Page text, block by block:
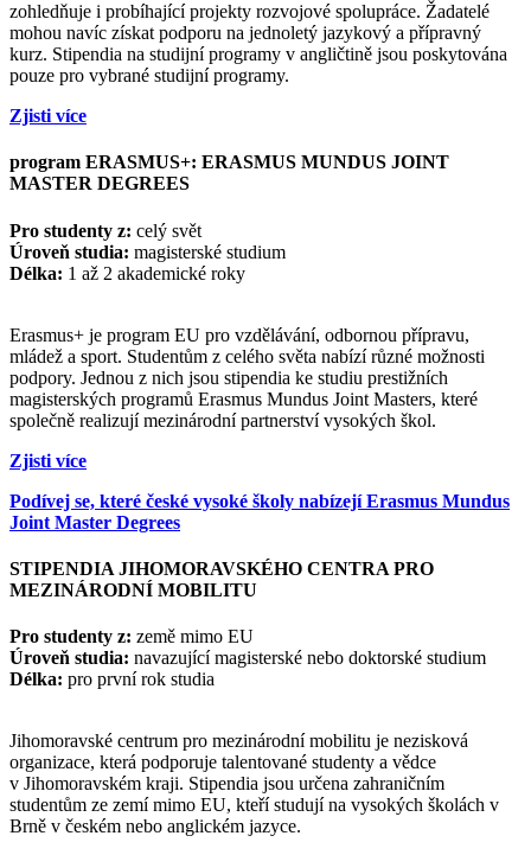
zohledňuje i probíhající projekty rozvojové spolupráce. Žadatelé
mohou navíc získat podporu na jednoletý jazykový a přípravný
kurz. Stipendia na studijní programy v angličtině jsou poskytována
pouze pro vybrané studijní programy.
Zjisti více
program ERASMUS+: ERASMUS MUNDUS JOINT
MASTER DEGREES
Pro studenty z: celý svět
Úroveň studia: magisterské studium
Délka: 1 až 2 akademické roky
Erasmus+ je program EU pro vzdělávání, odbornou přípravu,
mládež a sport. Studentům z celého světa nabízí různé možnosti
podpory. Jednou z nich jsou stipendia ke studiu prestižních
magisterských programů Erasmus Mundus Joint Masters, které
společně realizují mezinárodní partnerství vysokých škol.
Zjisti více
Podívej se, které české vysoké školy nabízejí Erasmus Mundus
Joint Master Degrees
STIPENDIA JIHOMORAVSKÉHO CENTRA PRO
MEZINÁRODNÍ MOBILITU
Pro studenty z: země mimo EU
Úroveň studia: navazující magisterské nebo doktorské studium
Délka: pro první rok studia
Jihomoravské centrum pro mezinárodní mobilitu je nezisková
organizace, která podporuje talentované studenty a vědce
v Jihomoravském kraji. Stipendia jsou určena zahraničním
studentům ze zemí mimo EU, kteří studují na vysokých školách v
Brně v českém nebo anglickém jazyce.